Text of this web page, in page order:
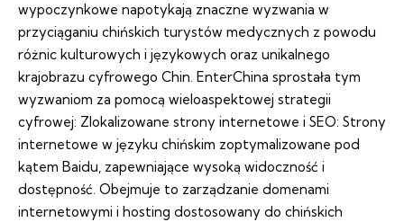
wypoczynkowe napotykają znaczne wyzwania w
przyciąganiu chińskich turystów medycznych z powodu
różnic kulturowych i językowych oraz unikalnego
krajobrazu cyfrowego Chin. EnterChina sprostała tym
wyzwaniom za pomocą wieloaspektowej strategii
cyfrowej: Zlokalizowane strony internetowe i SEO: Strony
internetowe w języku chińskim zoptymalizowane pod
kątem Baidu, zapewniające wysoką widoczność i
dostępność. Obejmuje to zarządzanie domenami
internetowymi i hosting dostosowany do chińskich